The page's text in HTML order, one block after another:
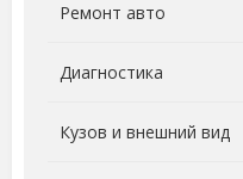
Ремонт авто
Диагностика
Кузов и внешний вид